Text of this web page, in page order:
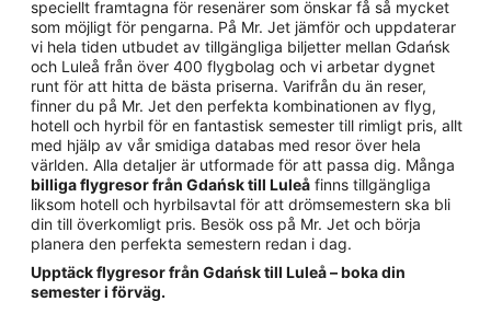
speciellt framtagna för resenärer som önskar få så mycket
som möjligt för pengarna. På Mr. Jet jämför och uppdaterar
vi hela tiden utbudet av tillgängliga biljetter mellan Gdańsk
och Luleå från över 400 flygbolag och vi arbetar dygnet
runt för att hitta de bästa priserna. Varifrån du än reser,
finner du på Mr. Jet den perfekta kombinationen av flyg,
hotell och hyrbil för en fantastisk semester till rimligt pris, allt
med hjälp av vår smidiga databas med resor över hela
världen. Alla detaljer är utformade för att passa dig. Många
billiga flygresor från Gdańsk till Luleå finns tillgängliga
liksom hotell och hyrbilsavtal för att drömsemestern ska bli
din till överkomligt pris. Besök oss på Mr. Jet och börja
planera den perfekta semestern redan i dag.
Upptäck flygresor från Gdańsk till Luleå – boka din
semester i förväg.